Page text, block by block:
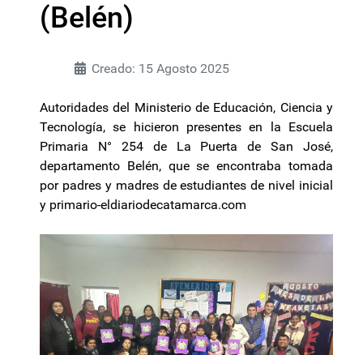
(Belén)
Creado: 15 Agosto 2025
Autoridades del Ministerio de Educación, Ciencia y
Tecnología, se hicieron presentes en la Escuela
Primaria N° 254 de La Puerta de San José,
departamento Belén, que se encontraba tomada
por padres y madres de estudiantes de nivel inicial
y primario-eldiariodecatamarca.com